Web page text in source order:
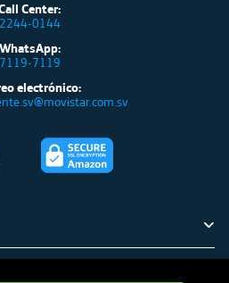
Center:
2244-0144
WhatsApp:
7119-7119
electrónico: